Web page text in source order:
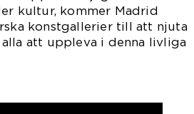
kultur, kommer Madrid
konstgallerier till att njuta
att uppleva i denna livliga